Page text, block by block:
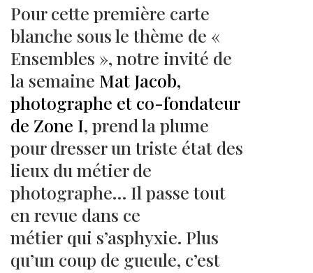
Pour cette première carte
blanche sous le thème de «
Ensembles », notre invité de
la semaine Mat Jacob,
photographe et co-fondateur
de Zone I, prend la plume
pour dresser un triste état des
lieux du métier de
photographe… Il passe tout
en revue dans ce
métier qui s’asphyxie. Plus
qu’un coup de gueule, c’est